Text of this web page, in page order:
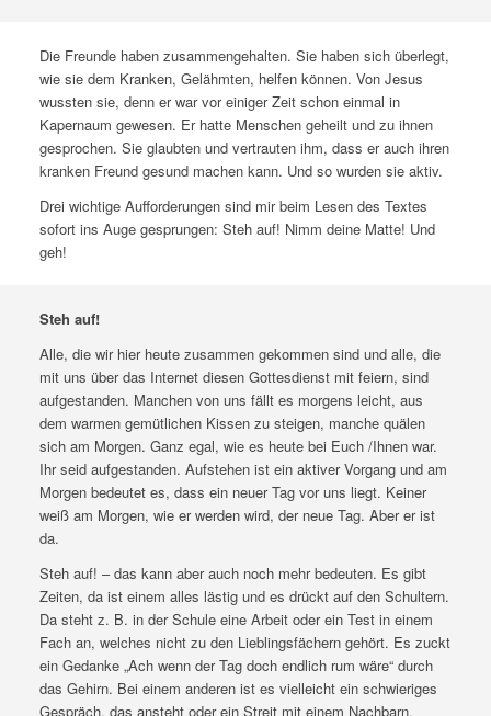
Die Freunde haben zusammengehalten. Sie haben sich überlegt,
wie sie dem Kranken, Gelähmten, helfen können. Von Jesus
wussten sie, denn er war vor einiger Zeit schon einmal in
Kapernaum gewesen. Er hatte Menschen geheilt und zu ihnen
gesprochen. Sie glaubten und vertrauten ihm, dass er auch ihren
kranken Freund gesund machen kann. Und so wurden sie aktiv.
Drei wichtige Aufforderungen sind mir beim Lesen des Textes
sofort ins Auge gesprungen: Steh auf! Nimm deine Matte! Und
geh!
Steh auf!
Alle, die wir hier heute zusammen gekommen sind und alle, die
mit uns über das Internet diesen Gottesdienst mit feiern, sind
aufgestanden. Manchen von uns fällt es morgens leicht, aus
dem warmen gemütlichen Kissen zu steigen, manche quälen
sich am Morgen. Ganz egal, wie es heute bei Euch /Ihnen war.
Ihr seid aufgestanden. Aufstehen ist ein aktiver Vorgang und am
Morgen bedeutet es, dass ein neuer Tag vor uns liegt. Keiner
weiß am Morgen, wie er werden wird, der neue Tag. Aber er ist
da.
Steh auf! – das kann aber auch noch mehr bedeuten. Es gibt
Zeiten, da ist einem alles lästig und es drückt auf den Schultern.
Da steht z. B. in der Schule eine Arbeit oder ein Test in einem
Fach an, welches nicht zu den Lieblingsfächern gehört. Es zuckt
ein Gedanke „Ach wenn der Tag doch endlich rum wäre“ durch
das Gehirn. Bei einem anderen ist es vielleicht ein schwieriges
Gespräch, das ansteht oder ein Streit mit einem Nachbarn.